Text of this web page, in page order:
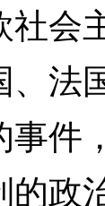
会
法
件
政